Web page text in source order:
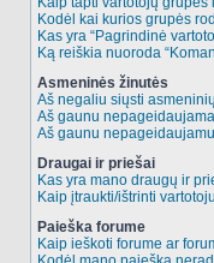
Kodėl kai kurios grupės
Kas yra “Pagrindinė
Ką reiškia nuoroda
Asmeninės žinutės
Aš negaliu siųsti
Aš gaunu
Aš gaunu
Draugai ir priešai
Kas yra mano draugų ir
Kaip įtraukti/ištrinti
Paieška forume
Kaip ieškoti forume ar